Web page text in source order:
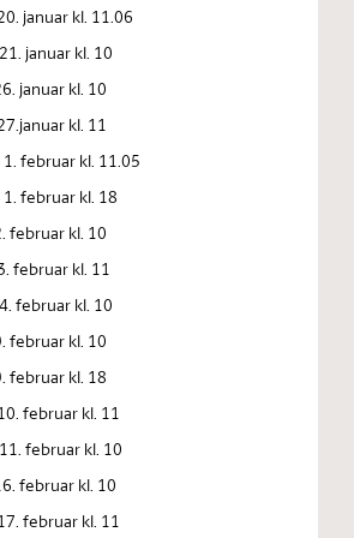
januar kl. 11.06
januar kl. 10
januar kl. 10
kl. 11
februar kl. 11.05
februar kl. 18
februar kl. 10
februar kl. 11
februar kl. 10
februar kl. 10
februar kl. 18
februar kl. 11
februar kl. 10
februar kl. 10
februar kl. 11